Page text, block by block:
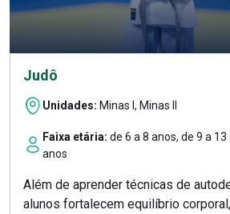
Judô
Unidades: Minas I, Minas II
Faixa etária: de 6 a 8 anos, de 9 a
anos
Além de aprender técnicas de
alunos fortalecem equilíbrio